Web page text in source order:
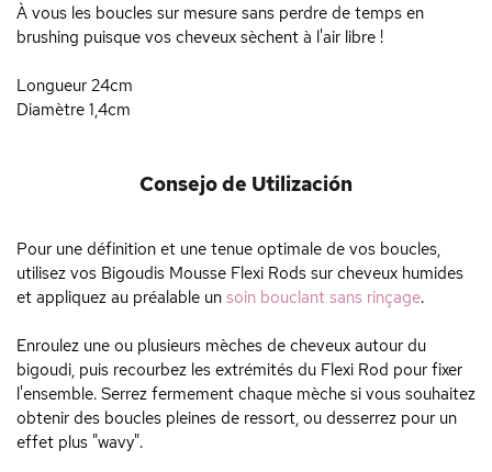
À vous les boucles sur mesure sans perdre de temps en
brushing puisque vos cheveux sèchent à l'air libre !
Longueur 24cm
Diamètre 1,4cm
Consejo de Utilización
Pour une définition et une tenue optimale de vos boucles,
utilisez vos Bigoudis Mousse Flexi Rods sur cheveux humides
et appliquez au préalable un soin bouclant sans rinçage.
Enroulez une ou plusieurs mèches de cheveux autour du
bigoudi, puis recourbez les extrémités du Flexi Rod pour fixer
l'ensemble. Serrez fermement chaque mèche si vous souhaitez
obtenir des boucles pleines de ressort, ou desserrez pour un
effet plus "wavy".